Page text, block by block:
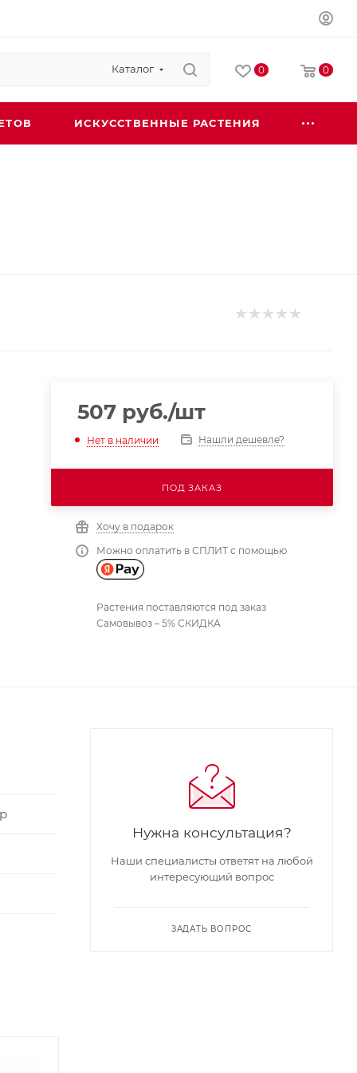
Каталог 0 0
ИСКУССТВЕННЫЕ РАСТЕНИЯ
507руб./шт
Нет в наличии Нашли дешевле?
ПОД ЗАКАЗ
Хочу в подарок
Можно оплатить в СПЛИТ с помощью
Растения поставляются под заказ
Самовывоз – 5% СКИДКА
Нужна консультация?
Наши специалисты ответят на любой
интересующий вопрос
ЗАДАТЬ ВОПРОС